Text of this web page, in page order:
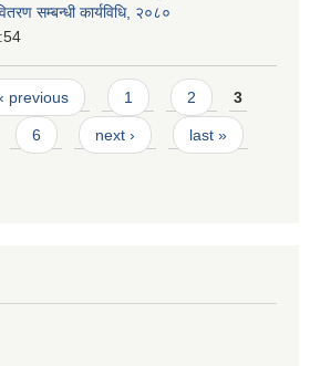
सम्बन्धी कार्यविधि, २०८०
‹ previous 1 2 3
6 next › last »